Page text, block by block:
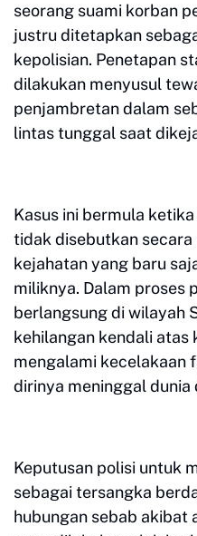
seorang suami korban
justru ditetapkan
kepolisian. Penetapan
dilakukan menyusul
penjambretan dalam
lintas tunggal saat
Kasus ini bermula
tidak disebutkan
kejahatan yang baru
miliknya. Dalam proses
berlangsung di wilayah
kehilangan kendali atas
mengalami kecelakaan
dirinya meninggal
Keputusan polisi untuk
sebagai tersangka
hubungan sebab akibat